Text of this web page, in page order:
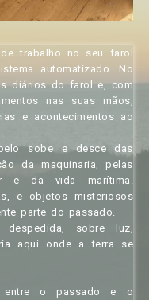
trabalho no seu farol
automatizado. No
diários do farol e, com
nas suas mãos,
e acontecimentos ao
sobe e desce das
da maquinaria, pelas
e da vida marítima.
e objetos misteriosos
parte do passado.
sobre luz,
aqui onde a terra se
entre o passado e o